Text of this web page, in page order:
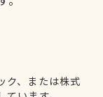
ク、または株式